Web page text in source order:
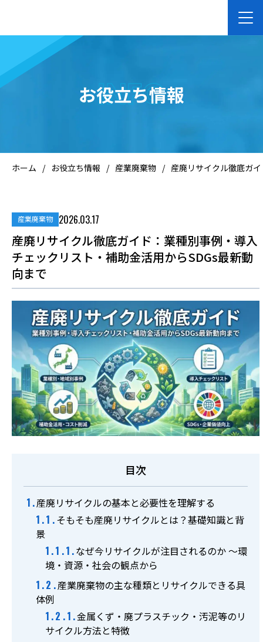
ホーム
企業向けサービス
お知らせ
お役立ち情報
事例集
よくあるご質問
料金表
ご利用の流れ
廃棄物のお持ち込み
0774-43-2380
LINE簡単見積り
お問い合わせ
INFO
お役立ち情報
ホーム / お役立ち情報 / 産業廃棄物 / 産廃リサイクル徹底ガ
産業廃棄物 2026.03.17
産廃リサイクル徹底ガイド：業種別事例・導入
チェックリスト・補助金活用からSDGs最新動
向まで
目次
産廃リサイクルの基本と必要性を理解する
そもそも産廃リサイクルとは？基礎知識と背
景
なぜ今リサイクルが注目されるのか ～環
境・資源・社会の観点から
産業廃棄物の主な種類とリサイクルできる具
体例
金属くず・廃プラスチック・汚泥等のリ
サイクル方法と特徴